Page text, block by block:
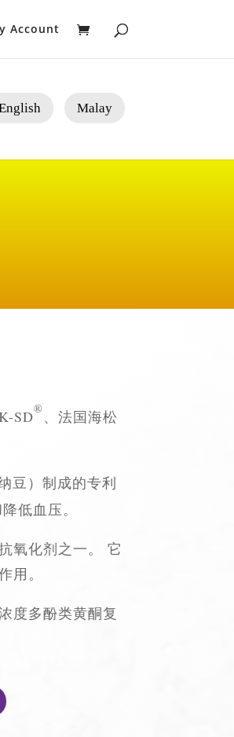
Account
Malay
SD® 、法国海松
豆）制成的专利
低血压。
氧化剂之一。 它
用。
度多酚类黄酮复